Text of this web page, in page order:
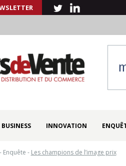
BUSINESS INNOVATION
- Enquête - Les champions de l’image prix